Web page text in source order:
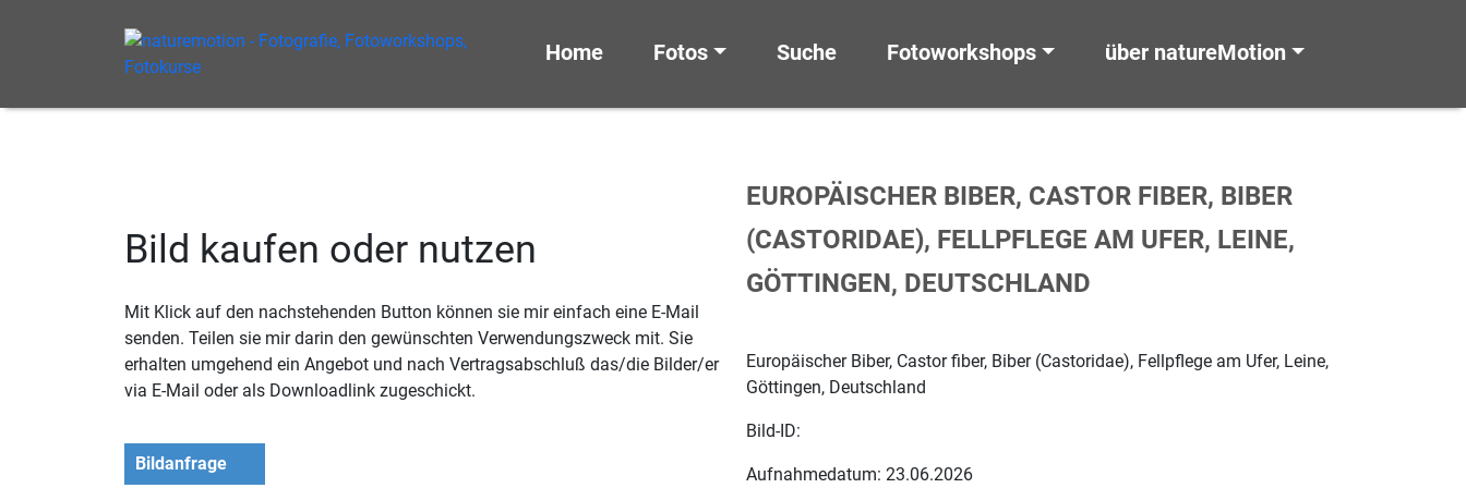
Home Fotos Suche Fotoworkshops über natureMotion
Bild kaufen oder nutzen
Mit Klick auf den nachstehenden Button können sie mir einfach eine E-Mail
senden. Teilen sie mir darin den gewünschten Verwendungszweck mit. Sie
erhalten umgehend ein Angebot und nach Vertragsabschluß das/die Bilder/er
via E-Mail oder als Downloadlink zugeschickt.
Bildanfrage
EUROPÄISCHER BIBER, CASTOR FIBER, BIBER
(CASTORIDAE), FELLPFLEGE AM UFER, LEINE,
GÖTTINGEN, DEUTSCHLAND
Europäischer Biber, Castor fiber, Biber (Castoridae), Fellpflege am Ufer, Leine,
Göttingen, Deutschland
Bild-ID:
Aufnahmedatum: 23.06.2026